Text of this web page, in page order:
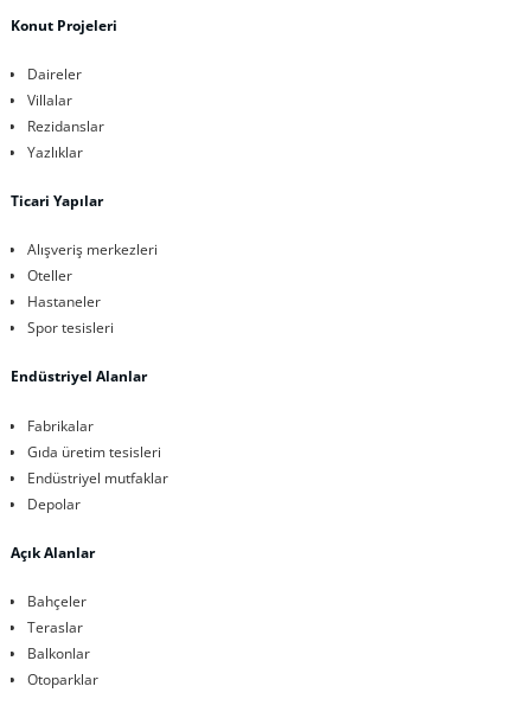
Konut Projeleri
Daireler
Villalar
Rezidanslar
Yazlıklar
Ticari Yapılar
Alışveriş merkezleri
Oteller
Hastaneler
Spor tesisleri
Endüstriyel Alanlar
Fabrikalar
Gıda üretim tesisleri
Endüstriyel mutfaklar
Depolar
Açık Alanlar
Bahçeler
Teraslar
Balkonlar
Otoparklar